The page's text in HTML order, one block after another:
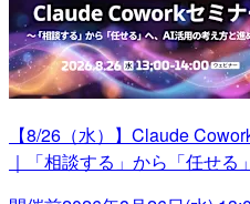
【8/26（水）】Claude
｜「相談する」から「任せ